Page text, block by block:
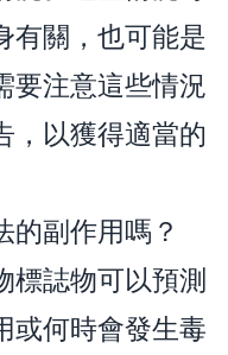
有關，也可能是
要注意這些情況
，以獲得適當的
的副作用嗎？
標誌物可以預測
或何時會發生毒